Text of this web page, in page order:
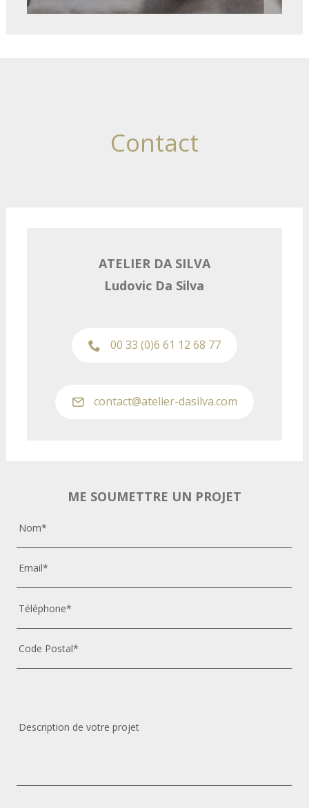
Contact
ATELIER DA SILVA
Ludovic Da Silva
00 33 (0)6 61 12 68 77
contact@atelier-dasilva.com
ME SOUMETTRE UN PROJET
Nom*
Email*
Téléphone*
Code Postal*
Description de votre projet